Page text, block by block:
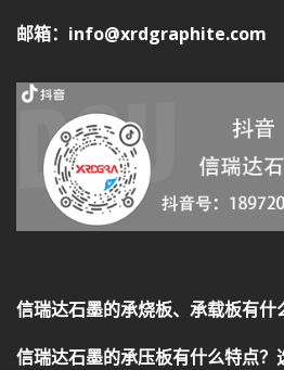
邮箱：info@xrdgraphite.com
信瑞达石墨的承烧板、承载板有什
信瑞达石墨的承压板有什么特点？